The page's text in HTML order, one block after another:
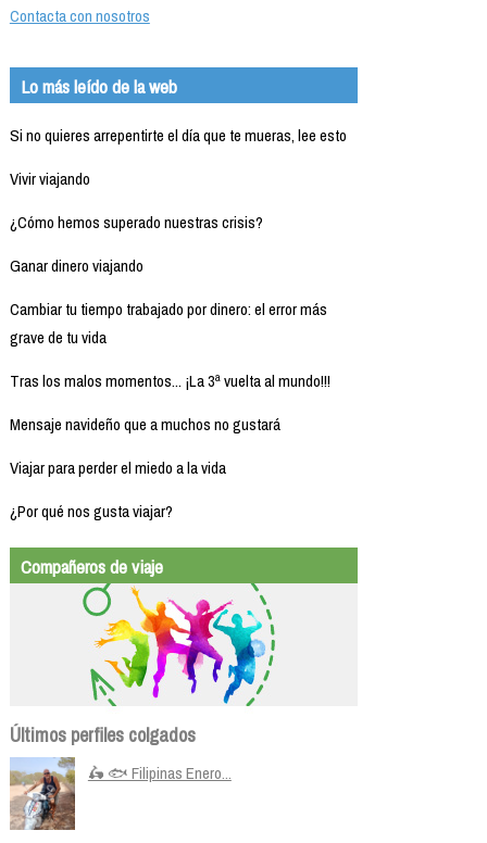
Contacta con nosotros
Lo más leído de la web
Si no quieres arrepentirte el día que te mueras, lee esto
Vivir viajando
¿Cómo hemos superado nuestras crisis?
Ganar dinero viajando
Cambiar tu tiempo trabajado por dinero: el error más
grave de tu vida
Tras los malos momentos... ¡La 3ª vuelta al mundo!!!
Mensaje navideño que a muchos no gustará
Viajar para perder el miedo a la vida
¿Por qué nos gusta viajar?
Compañeros de viaje
Últimos perfiles colgados
🛵 🐟 Filipinas Enero...